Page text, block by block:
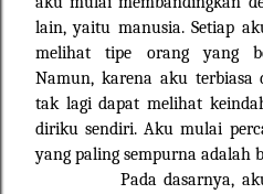
lain, yaitu manusia. Setiap
melihat tipe orang yang
Namun, karena aku terbiasa
tak lagi dapat melihat
diriku sendiri. Aku mulai
yang paling sempurna adalah
Pada dasarnya, aku